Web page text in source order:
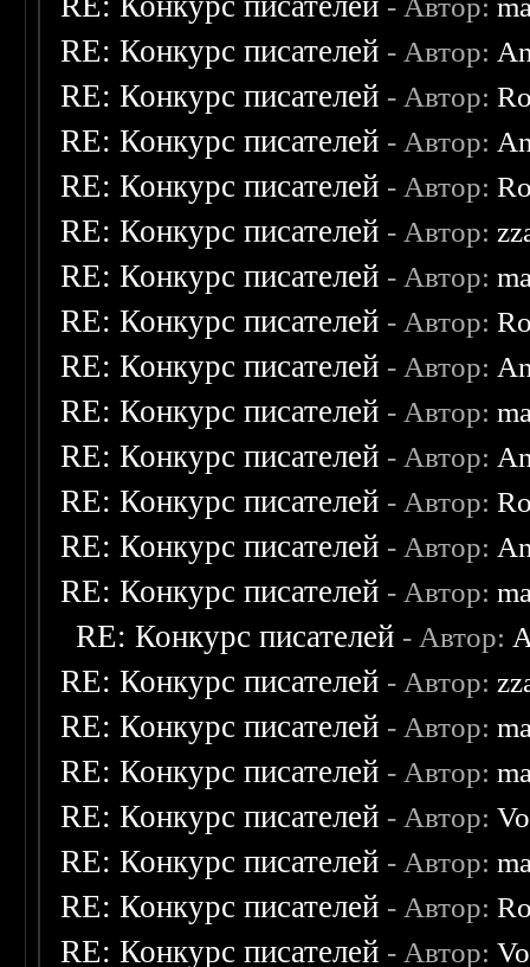
- Автор:
RE: Конкурс писателей - Автор:
RE: Конкурс писателей - Автор:
RE: Конкурс писателей - Автор:
RE: Конкурс писателей - Автор:
RE: Конкурс писателей - Автор:
RE: Конкурс писателей - Автор:
RE: Конкурс писателей - Автор:
RE: Конкурс писателей - Автор:
RE: Конкурс писателей - Автор:
RE: Конкурс писателей - Автор:
RE: Конкурс писателей - Автор:
RE: Конкурс писателей - Автор:
RE: Конкурс писателей - Автор:
RE: Конкурс писателей - Автор:
RE: Конкурс писателей - Автор:
RE: Конкурс писателей - Автор:
RE: Конкурс писателей - Автор:
RE: Конкурс писателей - Автор:
RE: Конкурс писателей - Автор:
RE: Конкурс писателей - Автор:
RE: Конкурс писателей - Автор: